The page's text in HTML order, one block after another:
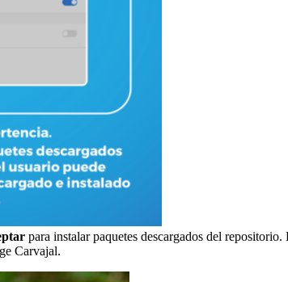
para instalar paquetes descargados del
Carvajal.